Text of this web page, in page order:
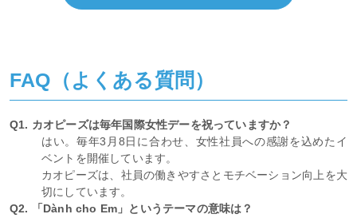
FAQ（よくある質問）
Q1. カオピーズは毎年国際女性デーを祝っていますか？
はい。毎年3月8日に合わせ、女性社員への感謝を込めたイ
ベントを開催しています。
カオピーズは、社員の働きやすさとモチベーション向上を大
切にしています。
Q2. 「Dành cho Em」というテーマの意味は？